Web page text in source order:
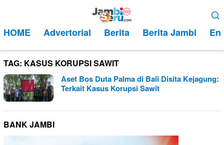
kontenMobile
HOME Advertorial Berita Berita Jambi
TAG: KASUS KORUPSI SAWIT
Aset Bos Duta Palma di Bali Disita Kejagung:
Terkait Kasus Korupsi Sawit
BANK JAMBI